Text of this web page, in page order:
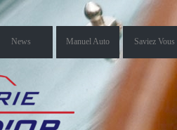
News Manuel Auto Saviez Vous